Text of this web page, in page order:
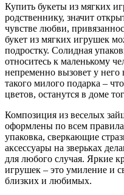
Купить букеты из мягких
родственнику, значит
чувстве любви,
букет из мягких игрушек
подростку. Солидная
относитесь к маленькому
непременно вызовет у него
такого милого подарка –
цветов, останутся в доме
Композиция из веселых
оформлены по всем
упаковка, сверкающие
аксессуары на зверьках
для любого случая. Яркие
игрушек – это умиление и
близких и любимых.